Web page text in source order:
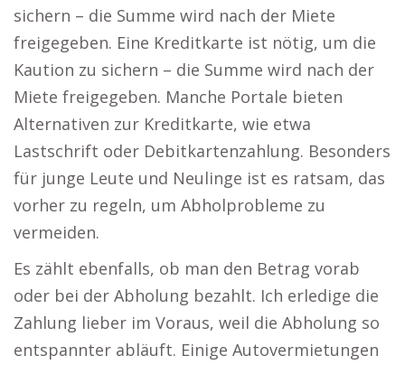
sichern – die Summe wird nach der Miete
freigegeben. Eine Kreditkarte ist nötig, um die
Kaution zu sichern – die Summe wird nach der
Miete freigegeben. Manche Portale bieten
Alternativen zur Kreditkarte, wie etwa
Lastschrift oder Debitkartenzahlung. Besonders
für junge Leute und Neulinge ist es ratsam, das
vorher zu regeln, um Abholprobleme zu
vermeiden.
Es zählt ebenfalls, ob man den Betrag vorab
oder bei der Abholung bezahlt. Ich erledige die
Zahlung lieber im Voraus, weil die Abholung so
entspannter abläuft. Einige Autovermietungen